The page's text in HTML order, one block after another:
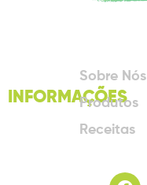
INFORMAÇÕES
Sobre Nós
Produtos
Receitas